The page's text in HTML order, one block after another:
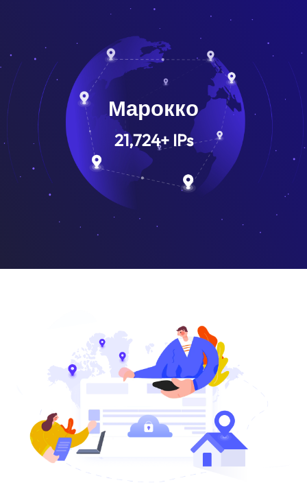
Марокко
21,724+IPs